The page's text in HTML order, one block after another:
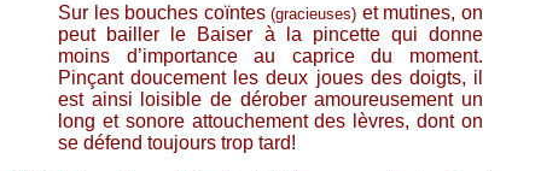
Sur les bouches coïntes(gracieuses) et mutines, on
peut bailler le Baiser à la pincette qui donne
moins d’importance au caprice du moment.
Pinçant doucement les deux joues des doigts, il
est ainsi loisible de dérober amoureusement un
long et sonore attouchement des lèvres, dont on
se défend toujours trop tard!